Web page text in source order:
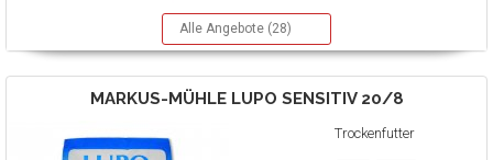
Alle Angebote (28)
MARKUS-MÜHLELUPO SENSITIV 20/8
Trockenfutter